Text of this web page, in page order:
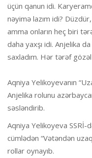
üçün qanun idi.
nəyimə lazım idi?
amma onların heç biri
daha yaxşı idi. Anjelika
saxladım. Hər tərəf gözəl
Aqniya Yelikoyevanın
Anjelika rolunu
səsləndirib.
Aqniya Yelikoyeva SSRİ-
cümlədən “Vətəndən
rollar oynayıb.